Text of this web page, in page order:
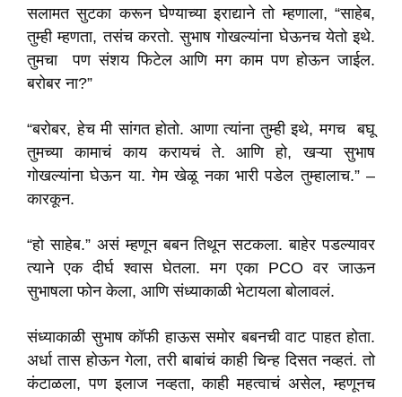
सलामत सुटका करून घेण्याच्या इराद्याने तो म्हणाला, “साहेब,
तुम्ही म्हणता, तसंच करतो. सुभाष गोखल्यांना घेऊनच येतो इथे.
तुमचा पण संशय फिटेल आणि मग काम पण होऊन जाईल.
बरोबर ना?”
“बरोबर, हेच मी सांगत होतो. आणा त्यांना तुम्ही इथे, मगच बघू
तुमच्या कामाचं काय करायचं ते. आणि हो, खऱ्या सुभाष
गोखल्यांना घेऊन या. गेम खेळू नका भारी पडेल तुम्हालाच.” –
कारकून.
“हो साहेब.” असं म्हणून बबन तिथून सटकला. बाहेर पडल्यावर
त्याने एक दीर्घ श्वास घेतला. मग एका PCO वर जाऊन
सुभाषला फोन केला, आणि संध्याकाळी भेटायला बोलावलं.
संध्याकाळी सुभाष कॉफी हाऊस समोर बबनची वाट पाहत होता.
अर्धा तास होऊन गेला, तरी बाबांचं काही चिन्ह दिसत नव्हतं. तो
कंटाळला, पण इलाज नव्हता, काही महत्वाचं असेल, म्हणूनच